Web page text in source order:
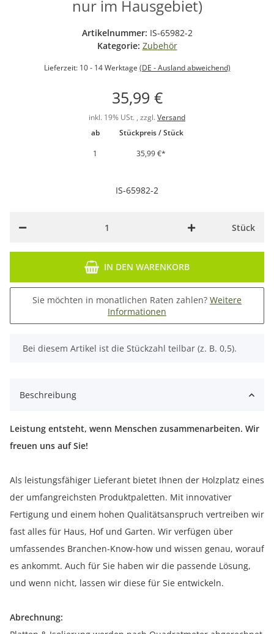
nur im Hausgebiet)
Artikelnummer: IS-65982-2
Kategorie: Zubehör
Lieferzeit: 10 - 14 Werktage (DE - Ausland abweichend)
35,99 €
inkl. 19% USt. , zzgl. Versand
ab
Stückpreis / Stück
1
35,99 €*
IS-65982-2
Stück
IN DEN WARENKORB
Sie möchten in monatlichen Raten zahlen? Weitere
Informationen
x
Bei diesem Artikel ist die Stückzahl teilbar (z. B. 0,5).
Beschreibung
Leistung entsteht, wenn Menschen zusammenarbeiten. Wir
freuen uns auf Sie!
Als leistungsfähiger Lieferant bietet Ihnen der Holzplatz eines
der umfangreichsten Produktpaletten. Mit innovativer
Fertigung und einem hohen Qualitätsanspruch vertreiben wir
fast alles für Haus, Hof und Garten. Wir verfügen über
umfassendes Branchen-Know-how und wissen genau, worauf
es ankommt. Auch für Sie haben wir die passende Lösung,
und wenn nicht, lassen wir diese für Sie entwickeln.
Abrechnung: